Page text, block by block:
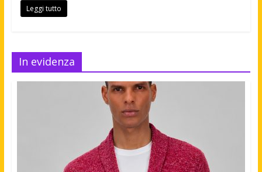
Leggi tutto
In evidenza